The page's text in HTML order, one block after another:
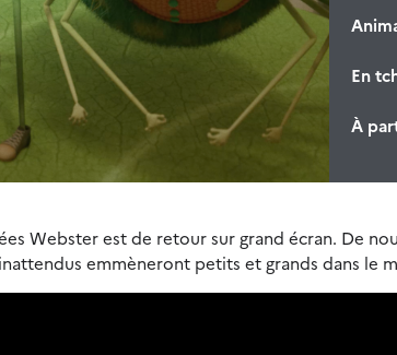
En
À
Webster est de retour sur grand écran. De
emmèneront petits et grands dans le